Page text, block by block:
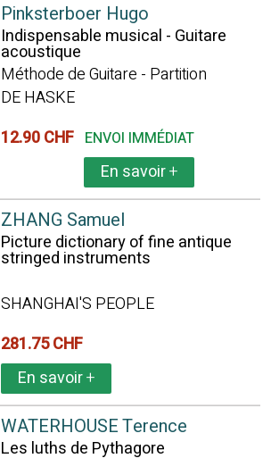
Pinksterboer Hugo
Indispensable musical - Guitare
acoustique
Méthode de Guitare - Partition
DE HASKE
12.90 CHF ENVOI IMMÉDIAT
En savoir+
ZHANG Samuel
Picture dictionary of fine antique
stringed instruments
SHANGHAI'S PEOPLE
281.75 CHF
En savoir+
WATERHOUSE Terence
Les luths de Pythagore